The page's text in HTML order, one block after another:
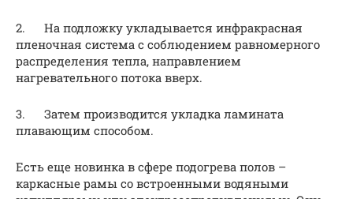
2. На подложку укладывается инфракрасная
пленочная система с соблюдением равномерного
распределения тепла, направлением
нагревательного потока вверх.
3. Затем производится укладка ламината
плавающим способом.
Есть еще новинка в сфере подогрева полов –
каркасные рамы со встроенными водяными